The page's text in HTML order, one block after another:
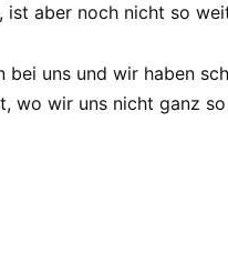
aber noch nicht so
uns und wir haben
wo wir uns nicht ganz